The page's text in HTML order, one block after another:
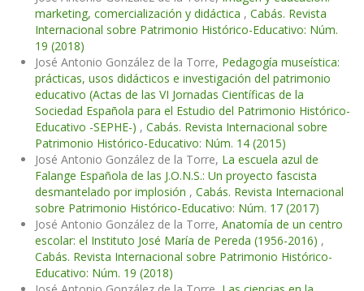
marketing, comercialización y didáctica , Cabás. Revista
Internacional sobre Patrimonio Histórico-Educativo: Núm.
19 (2018)
José Antonio González de la Torre, Pedagogía museística:
prácticas, usos didácticos e investigación del patrimonio
educativo (Actas de las VI Jornadas Científicas de la
Sociedad Española para el Estudio del Patrimonio Histórico-
Educativo -SEPHE-) , Cabás. Revista Internacional sobre
Patrimonio Histórico-Educativo: Núm. 14 (2015)
José Antonio González de la Torre, La escuela azul de
Falange Española de las J.O.N.S.: Un proyecto fascista
desmantelado por implosión , Cabás. Revista Internacional
sobre Patrimonio Histórico-Educativo: Núm. 17 (2017)
José Antonio González de la Torre, Anatomía de un centro
escolar: el Instituto José María de Pereda (1956-2016) ,
Cabás. Revista Internacional sobre Patrimonio Histórico-
Educativo: Núm. 19 (2018)